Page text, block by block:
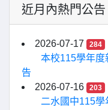
近月內熱門公告
2026-07-17 284
本校115學年度
告
2026-07-16
203
二水國中115